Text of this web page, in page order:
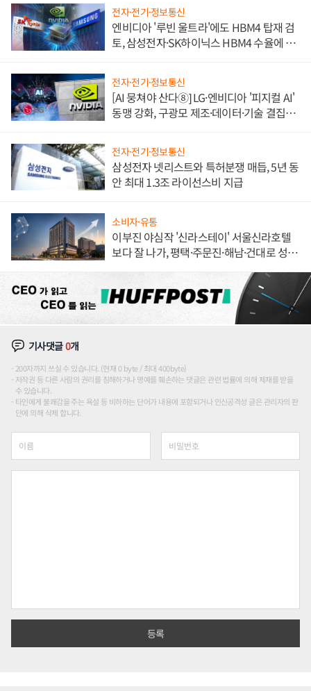
전자·전기·정보통신
엔비디아 '루빈 울트라'에도 HBM4 탑재 검
토, 삼성전자·SK하이닉스 HBM4 수율에 주
전자·전기·정보통신
[AI 뭉쳐야 산다⑧] LG·엔비디아 '피지컬 AI'
동맹 강화, 구광모 제조·데이터·기술 결집
전자·전기·정보통신
삼성전자 넷리스트와 특허분쟁 매듭, 5년 동
안 최대 1.3조 라이선스비 지급
소비자·유통
이부진 야심작 '신라스테이' 서울신라호텔
보다 잘 나가, 평택·주문진·해남·건대로 성
기사댓글0개
200자까지 쓰실 수 있습니다. (현재 0 byte / 최대 400byte)
저작권 등 다른 사람의 권리를 침해하거나 명예를 훼손하는 댓글은 관련 법률에 의해 제재를 받을
수 있습니다.
타인에게 불쾌감을 주는 욕설 등 비하하는 단어가 내용에 포함되거나 인신공격성 글은 관리자의 판
단에 의해 삭제 합니다.